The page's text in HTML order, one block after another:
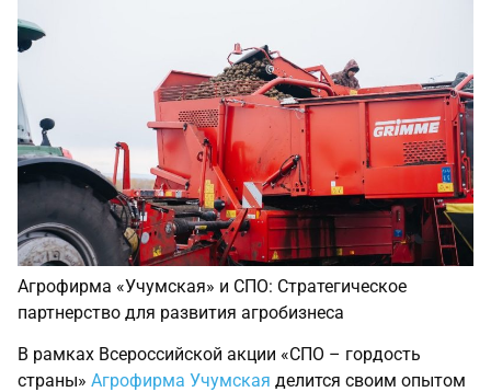
Агрофирма «Учумская» и СПО: Стратегическое
партнерство для развития агробизнеса
В рамках Всероссийской акции «СПО – гордость
страны» Агрофирма Учумская делится своим опытом